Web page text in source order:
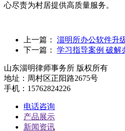
心尽责为村居提供高质量服务。
上一篇：
淄明所办公软件升
下一篇：
学习指导案例 破解
山东淄明律师事务所 版权所有
地址：周村区正阳路2675号
手机：15762824226
电话咨询
产品展示
新闻资讯